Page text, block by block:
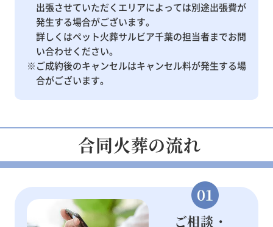
出張させていただくエリアによっては別途出張費が
発生する場合がございます。
詳しくはペット火葬サルビア千葉の担当者までお問
い合わせください。
※ご成約後のキャンセルはキャンセル料が発生する場
合がございます。
合同火葬の流れ
ご相談・